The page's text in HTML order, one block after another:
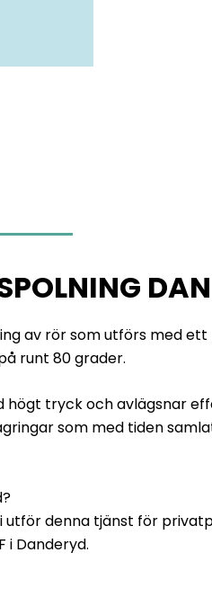
av rör som utförs med
runt 80 grader.
högt tryck och avlägsnar
som med tiden
denna tjänst för
i Danderyd.